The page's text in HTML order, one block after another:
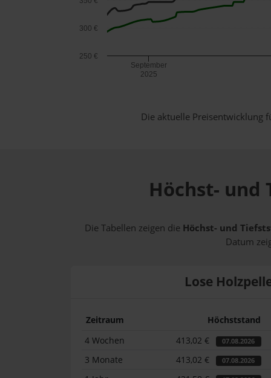
September
2025
250 €
300 €
Die aktuelle Preisentwicklung
Höchst- und
Die Tabellen zeigen die Höchst- und
Datum
Lose
Zeitraum Höchststand
4 Wochen
413,02 € 07.08.2026
3 Monate 413,02 € 07.08.2026